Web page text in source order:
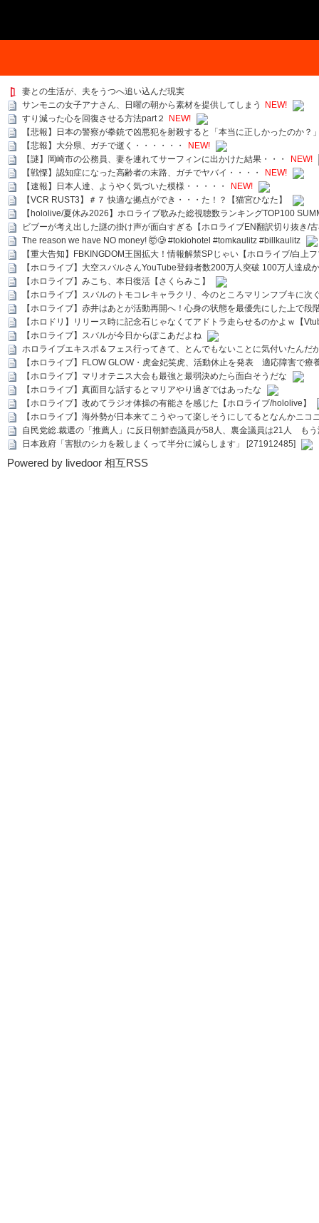
妻との生活が、夫をうつへ追い込んだ現実
サンモニの女子アナさん、日曜の朝から素材を提供してしまう
NEW!
すり減った心を回復させる方法part２
NEW!
【悲報】日本の警察が拳銃で凶悪犯を射殺すると「本当に正しかったのか？
【悲報】大分県、ガチで逝く・・・・・・
NEW!
【謎】岡崎市の公務員、妻を連れてサーフィンに出かけた結果・・・
NEW!
【戦慄】認知症になった高齢者の末路、ガチでヤバイ・・・・
NEW!
【速報】日本人達、ようやく気づいた模様・・・・・
NEW!
【VCR RUST3】＃７ 快適な拠点ができ・・・た！？【猫宮ひなた】
【hololive/夏休み2026】ホロライブ歌みた総視聴数ランキングTOP100
ビブーが考え出した謎の掛け声が面白すぎる【ホロライブEN翻訳切り抜き/
The reason we have NO money! 🤯🥲 #tokiohotel #tomkaulitz #billkaulitz
【重大告知】FBKINGDOM王国拡大！情報解禁SPじゃい【ホロライブ/白上
【ホロライブ】大空スバルさんYouTube登録者数200万人突破 100万人達成
【ホロライブ】みこち、本日復活【さくらみこ】
【ホロライブ】スバルのトモコレキャラクリ、今のところマリンフブキに
【ホロライブ】赤井はあとが活動再開へ！心身の状態を最優先にした上で段
【ホロドリ】リリース時に記念石じゃなくてアドトラ走らせるのかよｗ【
【ホロライブ】スバルが今日からぽこあだよね
ホロライブエキスポ＆フェス行ってきて、とんでもないことに気付いたんだ
【ホロライブ】FLOW GLOW・虎金妃笑虎、活動休止を発表 適応障害で療
【ホロライブ】マリオテニス大会も最強と最弱決めたら面白そうだな
【ホロライブ】真面目な話するとマリアやり過ぎではあったな
【ホロライブ】改めてラジオ体操の有能さを感じた【ホロライブ/hololive】
【ホロライブ】海外勢が日本来てこうやって楽しそうにしてるとなんかニコ
自民党総.裁選の「推薦人」に反日朝鮮壺議員が58人、裏金議員は21人 も
日本政府「害獣のシカを殺しまくって半分に減らします」 [271912485]
Powered by livedoor 相互RSS